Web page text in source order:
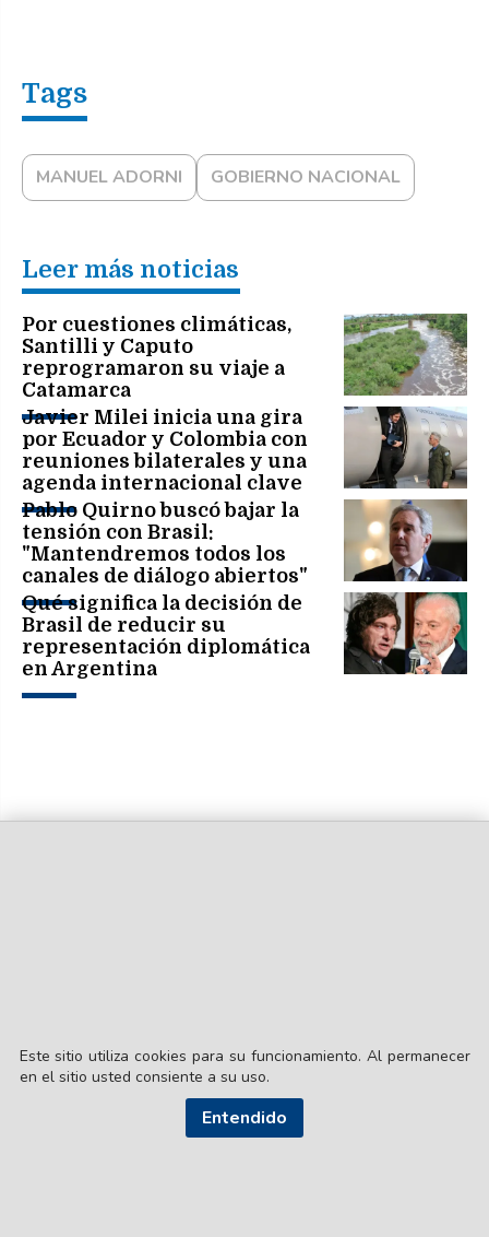
MANUEL ADORNI GOBIERNO NACIONAL
Leer más noticias
Por cuestiones climáticas,
Santilli y Caputo
reprogramaron su viaje a
Catamarca
Javier Milei inicia una gira
por Ecuador y Colombia con
reuniones bilaterales y una
agenda internacional clave
Pablo Quirno buscó bajar la
tensión con Brasil:
"Mantendremos todos los
canales de diálogo abiertos"
Qué significa la decisión de
Brasil de reducir su
representación diplomática
en Argentina
Este sitio utiliza cookies para su funcionamiento. Al permanecer
en el sitio usted consiente a su uso.
Entendido